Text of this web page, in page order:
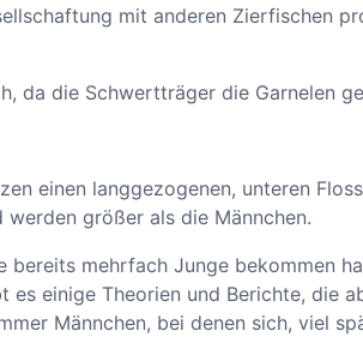
mit anderen Zierfischen
da die Schwertträger die Garnelen
einen langgezogenen, unteren
größer als die Männchen.
mehrfach Junge bekommen
einige Theorien und Berichte, die
Männchen, bei denen sich, viel